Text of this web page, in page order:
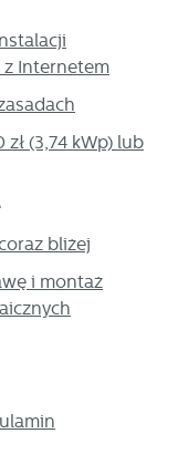
z Internetem
(3,74 kWp) lub
bliżej
i montaż
Firmy te działają
nasze treści w
mediów